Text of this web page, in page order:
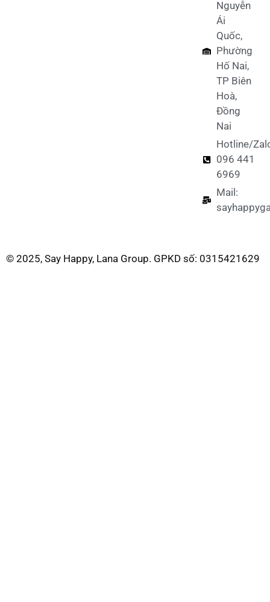
Nguyễn
Ái
Quốc,
Phường
Hố Nai,
TP Biên
Hoà,
Đồng
Nai
Hotline/
096 441
6969
Mail:
© 2025, Say Happy, Lana Group. GPKD số: 0315421629